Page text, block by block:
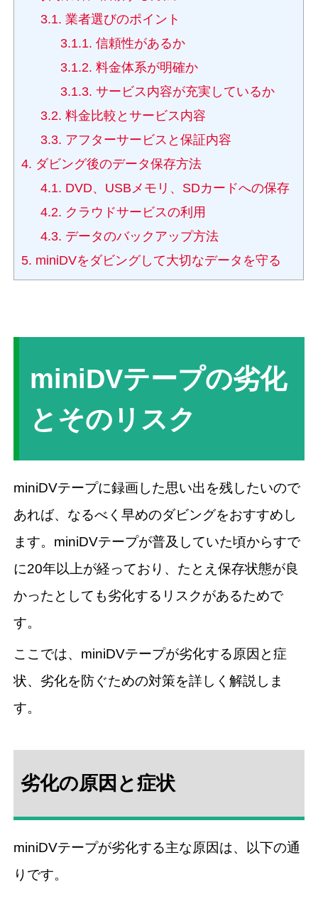
3.1. 業者選びのポイント
3.1.1. 信頼性があるか
3.1.2. 料金体系が明確か
3.1.3. サービス内容が充実しているか
3.2. 料金比較とサービス内容
3.3. アフターサービスと保証内容
4. ダビング後のデータ保存方法
4.1. DVD、USBメモリ、SDカードへの保存
4.2. クラウドサービスの利用
4.3. データのバックアップ方法
5. miniDVをダビングして大切なデータを守る
miniDVテープの劣化
とそのリスク
miniDVテープに録画した思い出を残したいので
あれば、なるべく早めのダビングをおすすめし
ます。miniDVテープが普及していた頃からすで
に20年以上が経っており、たとえ保存状態が良
かったとしても劣化するリスクがあるためで
す。
ここでは、miniDVテープが劣化する原因と症
状、劣化を防ぐための対策を詳しく解説しま
す。
劣化の原因と症状
miniDVテープが劣化する主な原因は、以下の通
りです。